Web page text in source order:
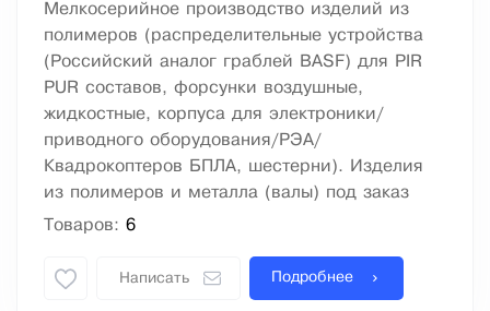
Мелкосерийное производство изделий из
полимеров (распределительные устройства
(Российский аналог граблей BASF) для PIR
PUR составов, форсунки воздушные,
жидкостные, корпуса для электроники/
приводного оборудования/РЭА/
Квадрокоптеров БПЛА, шестерни). Изделия
из полимеров и металла (валы) под заказ
Товаров: 6
Написать Подробнее